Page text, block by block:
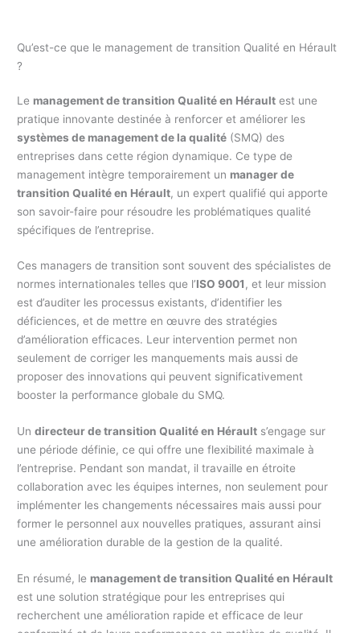
Qu’est-ce que le management de transition Qualité en Hérault
?
Le management de transition Qualité en Hérault est une
pratique innovante destinée à renforcer et améliorer les
systèmes de management de la qualité (SMQ) des
entreprises dans cette région dynamique. Ce type de
management intègre temporairement un manager de
transition Qualité en Hérault, un expert qualifié qui apporte
son savoir-faire pour résoudre les problématiques qualité
spécifiques de l’entreprise.
Ces managers de transition sont souvent des spécialistes de
normes internationales telles que l’ISO 9001, et leur mission
est d’auditer les processus existants, d’identifier les
déficiences, et de mettre en œuvre des stratégies
d’amélioration efficaces. Leur intervention permet non
seulement de corriger les manquements mais aussi de
proposer des innovations qui peuvent significativement
booster la performance globale du SMQ.
Undirecteur de transition Qualité en Hérault s’engage sur
une période définie, ce qui offre une flexibilité maximale à
l’entreprise. Pendant son mandat, il travaille en étroite
collaboration avec les équipes internes, non seulement pour
implémenter les changements nécessaires mais aussi pour
former le personnel aux nouvelles pratiques, assurant ainsi
une amélioration durable de la gestion de la qualité.
En résumé, le management de transition Qualité en Hérault
est une solution stratégique pour les entreprises qui
recherchent une amélioration rapide et efficace de leur